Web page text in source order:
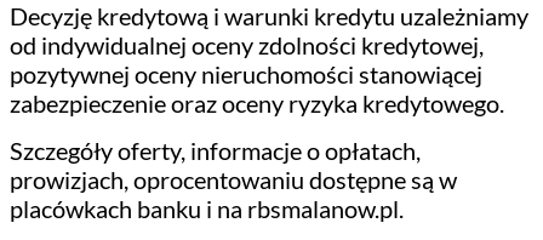
Decyzję kredytową i warunki kredytu uzależniamy
od indywidualnej oceny zdolności kredytowej,
pozytywnej oceny nieruchomości stanowiącej
zabezpieczenie oraz oceny ryzyka kredytowego.
Szczegóły oferty, informacje o opłatach,
prowizjach, oprocentowaniu dostępne są w
placówkach banku i na rbsmalanow.pl.